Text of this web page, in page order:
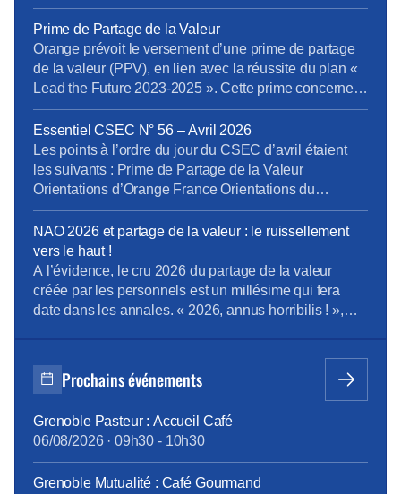
11/05/2026. L’organisation syndicale s’exprime au
sujet du versement d’une PPV, en lien avec la
réussite du plan « Lead the Future 2023-2025 ». « La
CFE-CGC Orange dénonce une nouvelle fois une
politique de rémunération […]
Prime de Partage de la Valeur
Orange prévoit le versement d’une prime de partage
de la valeur (PPV), en lien avec la réussite du plan «
Lead the Future 2023-2025 ». Cette prime concernera
les salariés liés par un contrat de travail (CDI, CDD et
alternants), les fonctionnaires en activité et les
intérimaires à la date de signature de la décision […]
Essentiel CSEC N° 56 – Avril 2026
Les points à l’ordre du jour du CSEC d’avril étaient
les suivants : Prime de Partage de la Valeur
Orientations d’Orange France Orientations du
domaine Boucles Locales et Interventions (BLI)
Orientations de la Direction Entreprises France Projet
de cession de Globecast Holding Retrouvez
L’Essentiel du CSEC d’Avril
NAO 2026 et partage de la valeur : le ruissellement
vers le haut !
A l’évidence, le cru 2026 du partage de la valeur
créée par les personnels est un millésime qui fera
date dans les annales. « 2026, annus horribilis ! »,
à une redistribution de la valeur peau de chagrin. Et
[…]
Prochains événements
Grenoble Pasteur : Accueil Café
06/08/2026· 09h30 - 10h30
Grenoble Mutualité : Café Gourmand